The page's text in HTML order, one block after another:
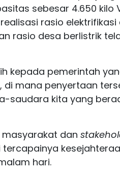
sebesar 4.650 kilo
rasio elektrifikasi
rasio desa berlistrik
kepada pemerintah
di mana penyertaan
saudara kita yang
dan
hari.